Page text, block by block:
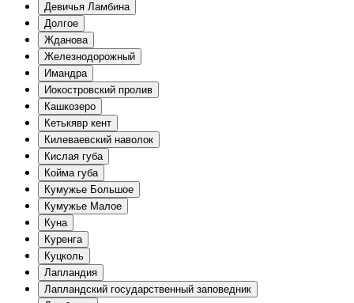
Девичья Ламбина
Долгое
Жданова
Железнодорожный
Имандра
Иокостровский пролив
Кашкозеро
Кетькявр кент
Килеваевский наволок
Кислая губа
Койма губа
Кумужье Большое
Кумужье Малое
Куна
Куренга
Куцколь
Лапландия
Лапландский государственный заповедник